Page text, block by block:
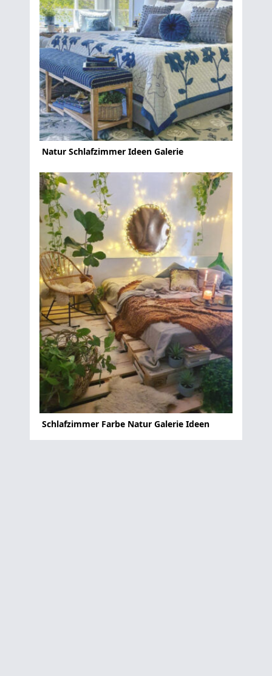
Natur Schlafzimmer Ideen Galerie
Schlafzimmer Farbe Natur Galerie Ideen